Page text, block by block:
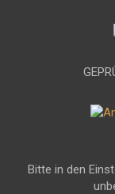
Bitte in den